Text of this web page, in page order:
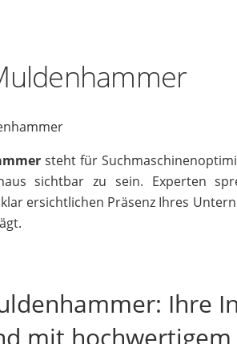
steht für
sichtbar zu sein. Experten
ersichtlichen Präsenz Ihres
Ihre
mit